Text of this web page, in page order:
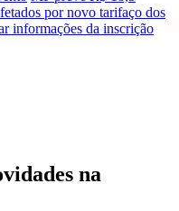
por novo tarifaço dos
informações da inscrição
na